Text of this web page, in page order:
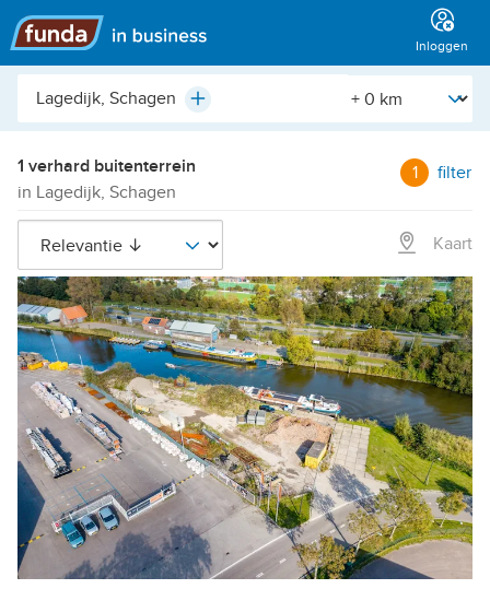
Hoofdmenu
Inloggen
Plaats,
buurt,
etc.
Plus [Straal]
1 verhard buitenterrein
in Lagedijk, Schagen
1 filter
Kaart